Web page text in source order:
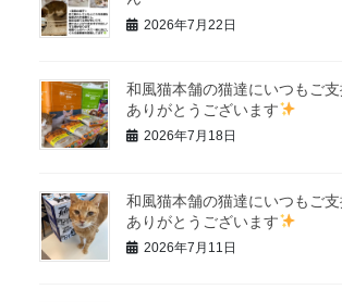
2026年7月22日
和風猫本舗の猫達にいつもご支
ありがとうございます
2026年7月18日
和風猫本舗の猫達にいつもご支
ありがとうございます
2026年7月11日